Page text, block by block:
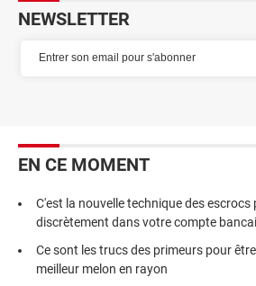
NEWSLETTER
EN CE MOMENT
C'est la nouvelle technique des escrocs
discrètement dans votre compte
Ce sont les trucs des primeurs pour
meilleur melon en rayon